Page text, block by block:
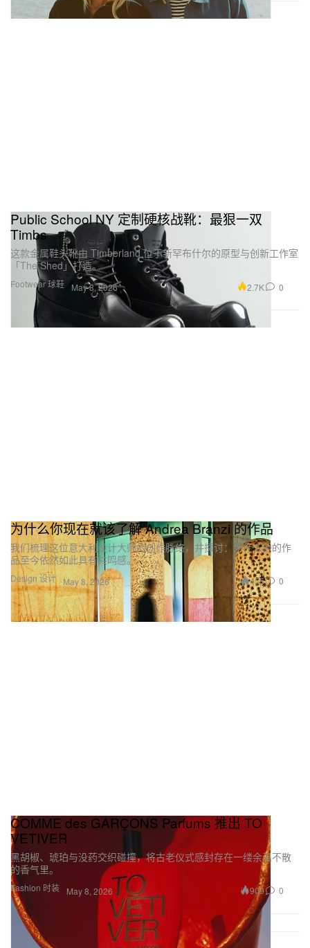
Footwear 球鞋
Public School NY 定制硬核战靴：最狠一双
Timbs
这款金属鞋头靴由 Timberland 位于新罕布什尔的原型与创新工作室
「The Shed」打造。
May 8, 2026 2.7K 0
Design 设计
为什么你现在就该了解 Andrea Branzi 的作品
我们梳理这位意大利设计大师的创作脉络，并探讨：为什么他的作
品至今依然如此具有共鸣感。
May 8, 2026 455 0
Fashion 时装
COMME des GARÇONS Parfums 推出 TO
VETIVER
黑胡椒、琥珀与没药交织碰撞，将古老仪式感封存在一缕余温不散
的香气里。
May 8, 2026 909 0